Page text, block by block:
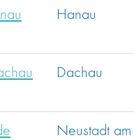
Hanau
Dachau
Neustadt am